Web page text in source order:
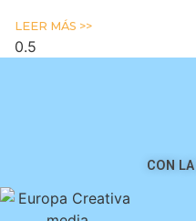
LEER MÁS >>
CON